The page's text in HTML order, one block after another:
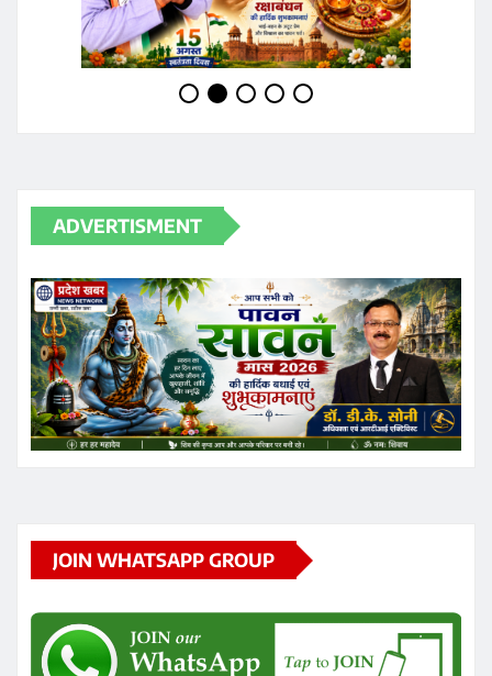
ADVERTISMENT
JOIN WHATSAPP GROUP